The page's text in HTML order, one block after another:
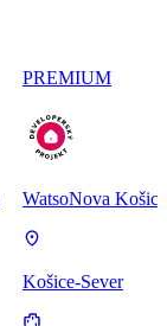
PREMIUM
WatsoNova Košice
Košice-Sever